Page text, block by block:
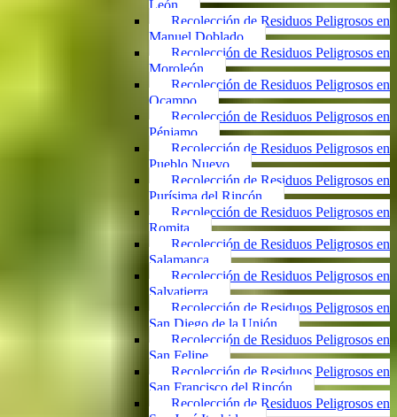
León
Recolección de Residuos Peligrosos en
Manuel Doblado
Recolección de Residuos Peligrosos en
Moroleón
Recolección de Residuos Peligrosos en
Ocampo
Recolección de Residuos Peligrosos en
Pénjamo
Recolección de Residuos Peligrosos en
Pueblo Nuevo
Recolección de Residuos Peligrosos en
Purísima del Rincón
Recolección de Residuos Peligrosos en
Romita
Recolección de Residuos Peligrosos en
Salamanca
Recolección de Residuos Peligrosos en
Salvatierra
Recolección de Residuos Peligrosos en
San Diego de la Unión
Recolección de Residuos Peligrosos en
San Felipe
Recolección de Residuos Peligrosos en
San Francisco del Rincón
Recolección de Residuos Peligrosos en